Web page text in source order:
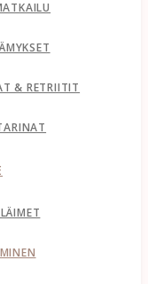
& RETRIITIT